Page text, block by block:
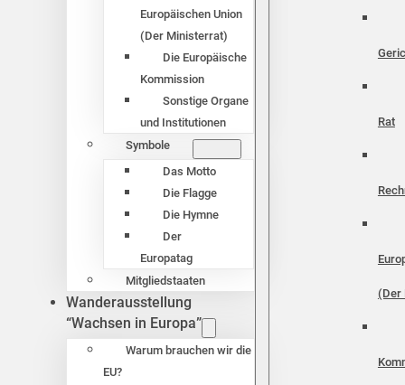
Europäischen Union
(Der Ministerrat)
Die Europäische
Kommission
Sonstige Organe
und Institutionen
Symbole
Das Motto
Die Flagge
Die Hymne
Der
Europatag
Mitgliedstaaten
Wanderausstellung
“Wachsen in Europa”
Warum brauchen wir die
EU?
Rat
(Der